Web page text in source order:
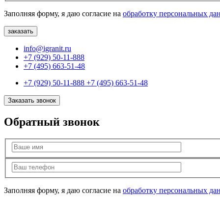
Заполняя форму, я даю согласие на обработку персональных
info@igranit.ru
+7 (929) 50-11-888
+7 (495) 663-51-48
+7 (929) 50-11-888 +7 (495) 663-51-48
Заказать звонок
Обратный звонок
Заполняя форму, я даю согласие на обработку персональных